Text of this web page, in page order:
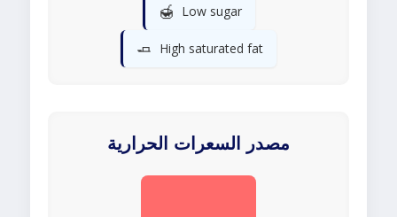
🍯 Low sugar
🧈 High saturated fat
مصدر السعرات الحرارية